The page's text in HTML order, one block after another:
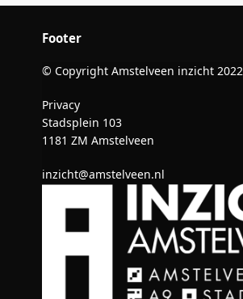
Footer
© Copyright Amstelveen inzicht 2022
Privacy
Stadsplein 103
1181 ZM Amstelveen
inzicht@amstelveen.nl